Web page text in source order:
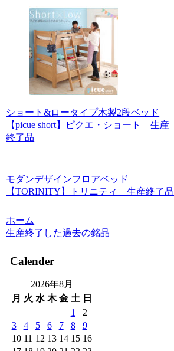
ショート&ロータイプ木製2段ベッド
【picue short】ピクエ・ショート 生産
終了品
モダンデザインフロアベッド
【TORINITY】トリニティ 生産終了品
ホーム
生産終了した過去の銘品
Calender
2026年8月
月 火 水 木 金 土 日
1
2
3
4 5 6 7 8
9
10 11 12 13 14 15 16